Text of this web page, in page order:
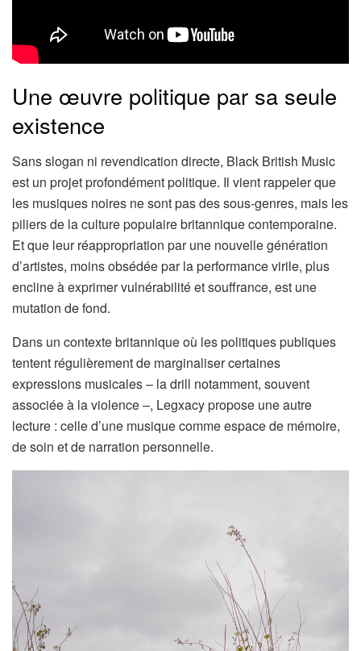
Une œuvre politique par sa seule
existence
Sans slogan ni revendication directe, Black British Music
est un projet profondément politique. Il vient rappeler que
les musiques noires ne sont pas des sous-genres, mais les
piliers de la culture populaire britannique contemporaine.
Et que leur réappropriation par une nouvelle génération
d’artistes, moins obsédée par la performance virile, plus
encline à exprimer vulnérabilité et souffrance, est une
mutation de fond.
Dans un contexte britannique où les politiques publiques
tentent régulièrement de marginaliser certaines
expressions musicales – la drill notamment, souvent
associée à la violence –, Legxacy propose une autre
lecture : celle d’une musique comme espace de mémoire,
de soin et de narration personnelle.